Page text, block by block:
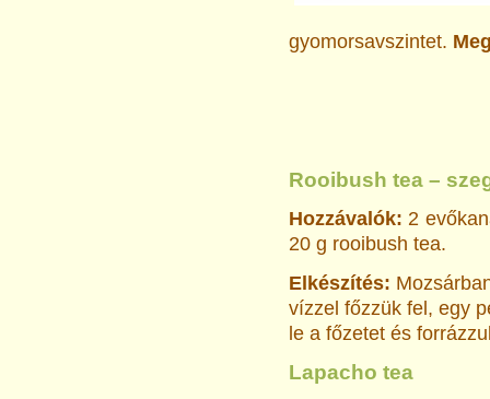
gyomorsavszintet.
Rooibush tea –
Hozzávalók: 2
20 g rooibush tea.
Elkészítés:
vízzel főzzük fel, egy
le a főzetet és
Lapacho tea